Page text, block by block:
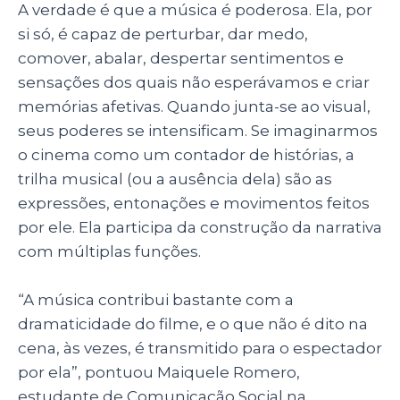
A verdade é que a música é poderosa. Ela, por
si só, é capaz de perturbar, dar medo,
comover, abalar, despertar sentimentos e
sensações dos quais não esperávamos e criar
memórias afetivas. Quando junta-se ao visual,
seus poderes se intensificam. Se imaginarmos
o cinema como um contador de histórias, a
trilha musical (ou a ausência dela) são as
expressões, entonações e movimentos feitos
por ele. Ela participa da construção da narrativa
com múltiplas funções.
“A música contribui bastante com a
dramaticidade do filme, e o que não é dito na
cena, às vezes, é transmitido para o espectador
por ela”, pontuou Maiquele Romero,